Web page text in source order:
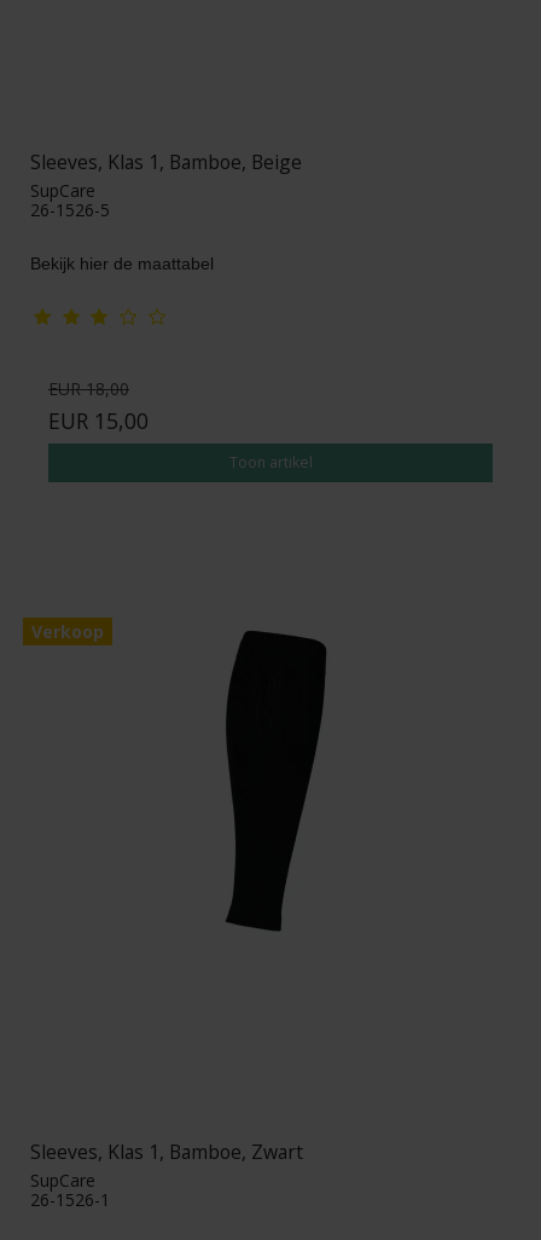
Sleeves, Klas 1, Bamboe, Beige
SupCare
26-1526-5
Bekijk hier de maattabel
EUR 18,00
EUR 15,00
Toon artikel
Verkoop
Sleeves, Klas 1, Bamboe, Zwart
SupCare
26-1526-1